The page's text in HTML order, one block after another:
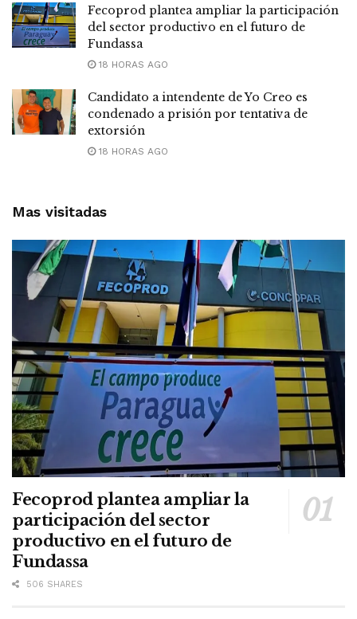
Fecoprod plantea ampliar la participación
del sector productivo en el futuro de
Fundassa
18 HORAS AGO
Candidato a intendente de Yo Creo es
condenado a prisión por tentativa de
extorsión
18 HORAS AGO
Mas visitadas
Fecoprod plantea ampliar la
participación del sector
productivo en el futuro de
Fundassa
506 SHARES